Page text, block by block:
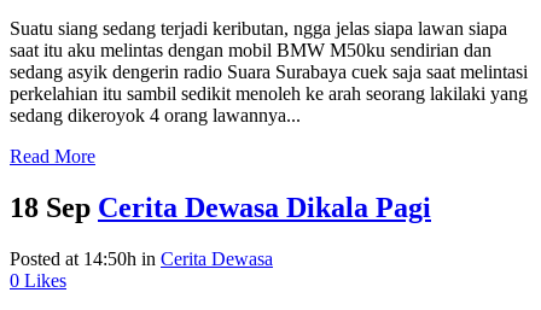
Suatu siang sedang terjadi keributan, ngga jelas siapa lawan siapa
saat itu aku melintas dengan mobil BMW M50ku sendirian dan
sedang asyik dengerin radio Suara Surabaya cuek saja saat melintasi
perkelahian itu sambil sedikit menoleh ke arah seorang lakilaki yang
sedang dikeroyok 4 orang lawannya...
Read More
18 Sep Cerita Dewasa Dikala Pagi
Posted at 14:50h in Cerita Dewasa
0 Likes